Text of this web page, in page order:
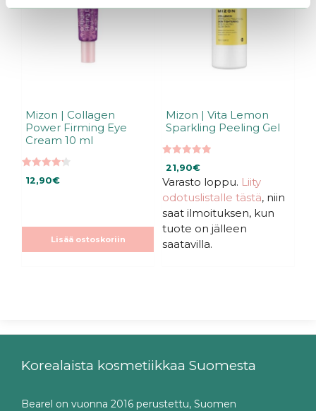
Mizon | Collagen
Power Firming Eye
Cream 10 ml
5:stä
12,90€
Lisää ostoskoriin
Mizon | Vita Lemon
Sparkling Peeling Gel
5:stä
21,90€
Varasto loppu. Liity
odotuslistalle tästä, niin
saat ilmoituksen, kun
tuote on jälleen
saatavilla.
Korealaista kosmetiikkaa Suomesta
Bearel on vuonna 2016 perustettu, Suomen